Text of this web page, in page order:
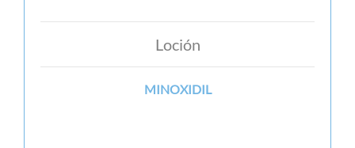
Loción
MINOXIDIL